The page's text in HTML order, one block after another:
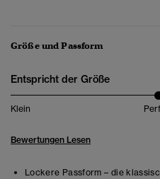
Größe und Passform
Entspricht der Größe
Klein
Bewertungen Lesen
Lockere Passform – die